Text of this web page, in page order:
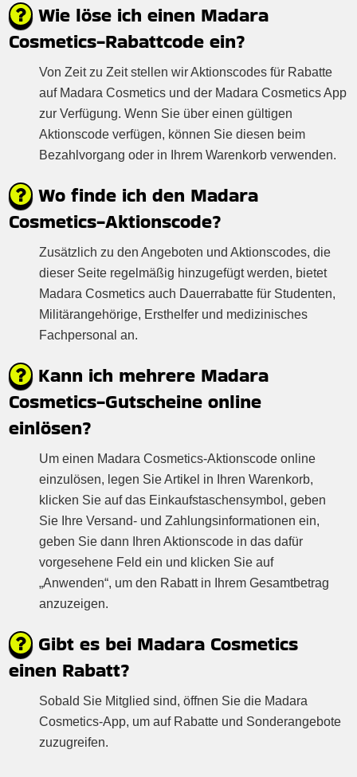
Wie löse ich einen Madara
Cosmetics-Rabattcode ein?
Von Zeit zu Zeit stellen wir Aktionscodes für Rabatte
auf Madara Cosmetics und der Madara Cosmetics App
zur Verfügung. Wenn Sie über einen gültigen
Aktionscode verfügen, können Sie diesen beim
Bezahlvorgang oder in Ihrem Warenkorb verwenden.
Wo finde ich den Madara
Cosmetics-Aktionscode?
Zusätzlich zu den Angeboten und Aktionscodes, die
dieser Seite regelmäßig hinzugefügt werden, bietet
Madara Cosmetics auch Dauerrabatte für Studenten,
Militärangehörige, Ersthelfer und medizinisches
Fachpersonal an.
Kann ich mehrere Madara
Cosmetics-Gutscheine online
einlösen?
Um einen Madara Cosmetics-Aktionscode online
einzulösen, legen Sie Artikel in Ihren Warenkorb,
klicken Sie auf das Einkaufstaschensymbol, geben
Sie Ihre Versand- und Zahlungsinformationen ein,
geben Sie dann Ihren Aktionscode in das dafür
vorgesehene Feld ein und klicken Sie auf
„Anwenden“, um den Rabatt in Ihrem Gesamtbetrag
anzuzeigen.
Gibt es bei Madara Cosmetics
einen Rabatt?
Sobald Sie Mitglied sind, öffnen Sie die Madara
Cosmetics-App, um auf Rabatte und Sonderangebote
zuzugreifen.